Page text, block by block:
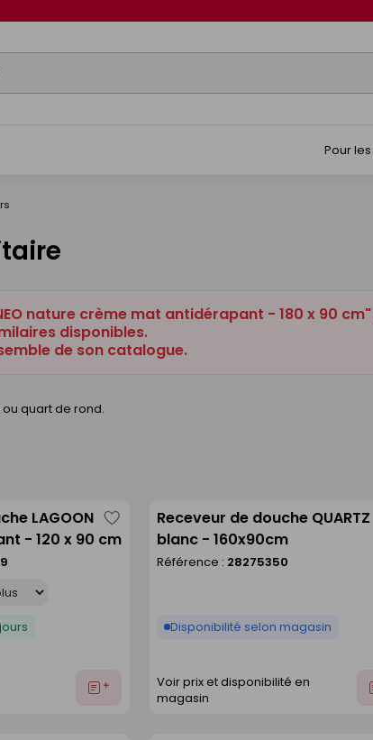
Pour
nature crème mat antidérapant - 180 x 90
disponibles.
de son catalogue.
quart de rond.
LAGOON
- 120 x 90 cm
Ajouter
Enregistrer
comme
Receveur de douche QUARTZ
blanc - 160x90cm
Référence : 28275350
Disponibilité selon magasin
Voir prix et disponibilité en
magasin